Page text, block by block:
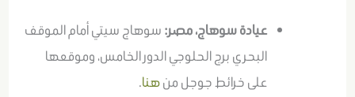
عيادة سوهاج، مصر: سوهاج سيتي أمام الموقف
البحري برج الحلوجي الدور الخامس، وموقعها
على خرائط جوجل منهنا.